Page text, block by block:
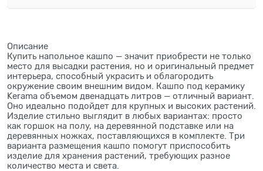
Описание
Купить напольное кашпо — значит приобрести не только
место для высадки растения, но и оригинальный предмет
интерьера, способный украсить и облагородить
окружение своим внешним видом. Кашпо под керамику
Kerama объемом двенадцать литров — отличный вариант.
Оно идеально подойдет для крупных и высоких растений.
Изделие стильно выглядит в любых вариантах: просто
как горшок на полу, на деревянной подставке или на
деревянных ножках, поставляющихся в комплекте. Три
варианта размещения кашпо помогут приспособить
изделие для хранения растений, требующих разное
количество места и света.